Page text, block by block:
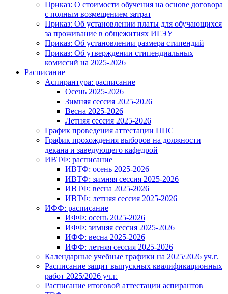
Приказ: О стоимости обучения на основе договора
с полным возмещением затрат
Приказ: Об установлении платы для обучающихся
за проживание в общежитиях ИГЭУ
Приказ: Об установлении размера стипендий
Приказ: Об утверждении стипендиальных
комиссий на 2025-2026
Расписание
Аспирантура: расписание
Осень 2025-2026
Зимняя сессия 2025-2026
Весна 2025-2026
Летняя сессия 2025-2026
График проведения аттестации ППС
График прохождения выборов на должности
декана и заведующего кафедрой
ИВТФ: расписание
ИВТФ: осень 2025-2026
ИВТФ: зимняя сессия 2025-2026
ИВТФ: весна 2025-2026
ИВТФ: летняя сессия 2025-2026
ИФФ: расписание
ИФФ: осень 2025-2026
ИФФ: зимняя сессия 2025-2026
ИФФ: весна 2025-2026
ИФФ: летняя сессия 2025-2026
Календарные учебные графики на 2025/2026 уч.г.
Расписание защит выпускных квалификационных
работ 2025/2026 уч.г.
Расписание итоговой аттестации аспирантов